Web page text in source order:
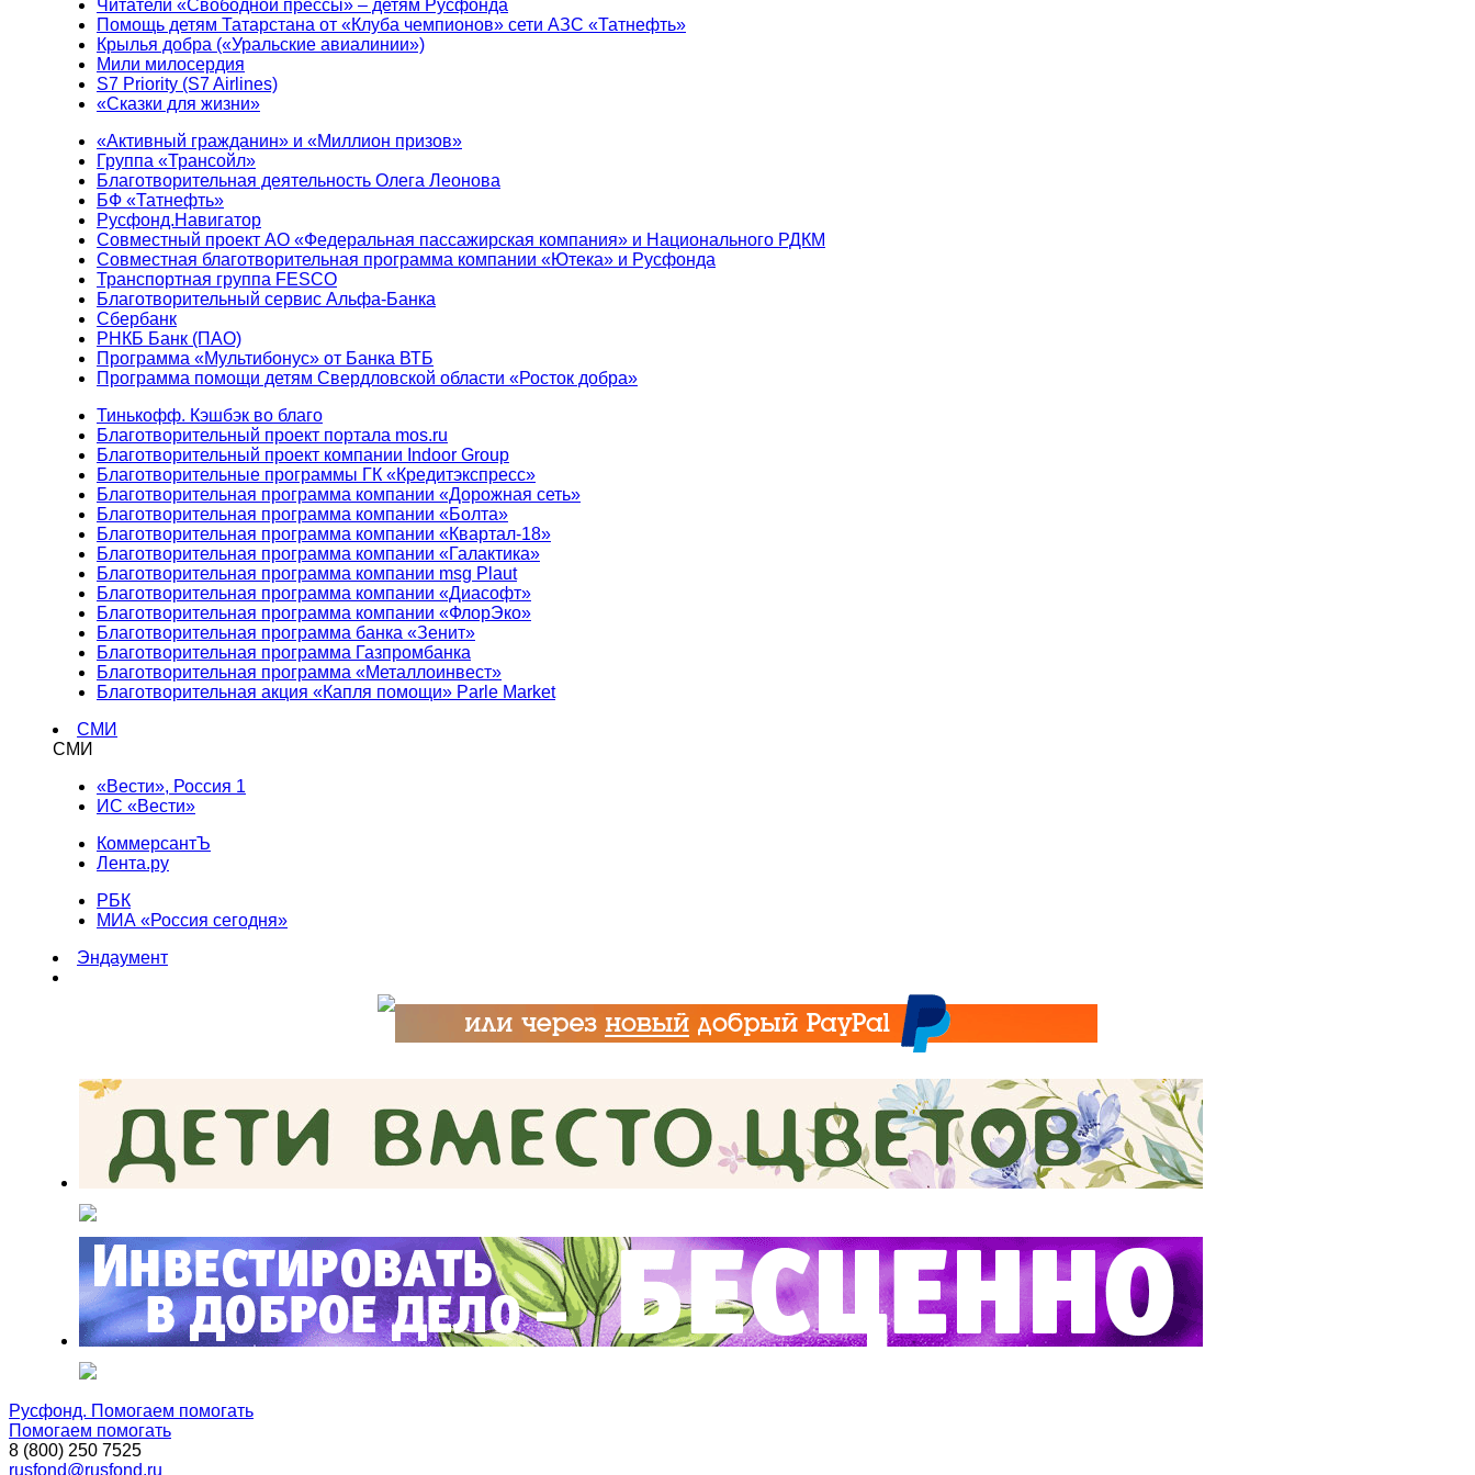
Читатели «Свободной прессы» – детям Русфонда
Помощь детям Татарстана от «Клуба чемпионов» сети АЗС «Татнефть»
Крылья добра («Уральские авиалинии»)
Мили милосердия
S7 Priority (S7 Airlines)
«Сказки для жизни»
«Активный гражданин» и «Миллион призов»
Группа «Трансойл»
Благотворительная деятельность Олега Леонова
БФ «Татнефть»
Русфонд.Навигатор
Совместный проект АО «Федеральная пассажирская компания» и Национального РДКМ
Совместная благотворительная программа компании «Ютека» и Русфонда
Транспортная группа FESCO
Благотворительный сервис Альфа-Банка
Сбербанк
РНКБ Банк (ПАО)
Программа «Мультибонус» от Банка ВТБ
Программа помощи детям Свердловской области «Росток добра»
Тинькофф. Кэшбэк во благо
Благотворительный проект портала mos.ru
Благотворительный проект компании Indoor Group
Благотворительные программы ГК «Кредитэкспресс»
Благотворительная программа компании «Дорожная сеть»
Благотворительная программа компании «Болта»
Благотворительная программа компании «Квартал-18»
Благотворительная программа компании «Галактика»
Благотворительная программа компании msg Plaut
Благотворительная программа компании «Диасофт»
Благотворительная программа компании «ФлорЭко»
Благотворительная программа банка «Зенит»
Благотворительная программа Газпромбанка
Благотворительная программа «Металлоинвест»
Благотворительная акция «Капля помощи» Parle Market
СМИ
СМИ
«Вести», Россия 1
ИС «Вести»
КоммерсантЪ
Лента.ру
РБК
МИА «Россия сегодня»
Эндаумент
Русфонд. Помогаем помогать
Помогаем помогать
8 (800) 250 7525
rusfond@rusfond.ru